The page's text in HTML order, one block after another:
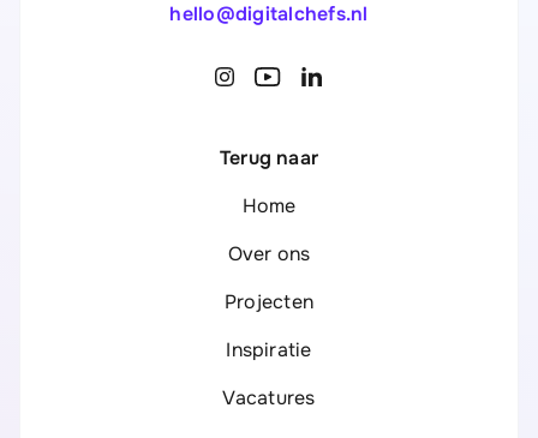
hello@digitalchefs.nl
Terug naar
Home
Over ons
Projecten
Inspiratie
Vacatures